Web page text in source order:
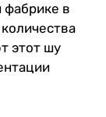
в
этот шу